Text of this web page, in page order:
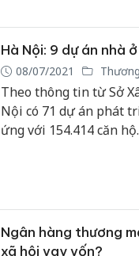
Hà Nội: 9 dự án nhà
08/07/2021
Theo thông tin từ Sở
Nội có 71 dự án phát
ứng với 154.414 căn
Ngân hàng thương
xã hội vay vốn?